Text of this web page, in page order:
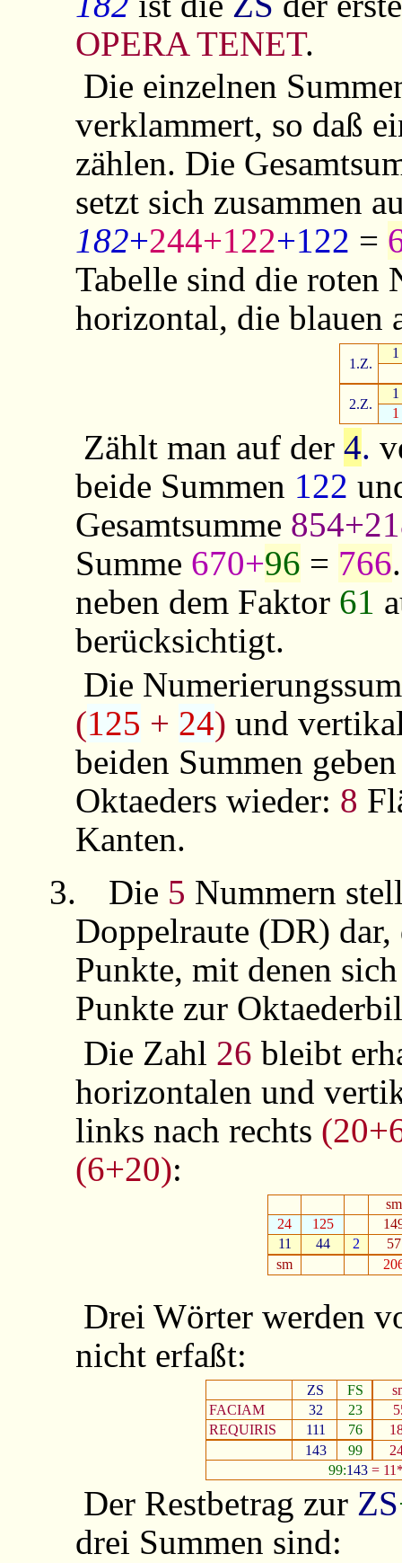
OPERA TENET.
Die einzelnen
verklammert, so daß
zählen. Die
setzt sich zusammen
182+244+122+122 =
Tabelle sind die roten
horizontal, die blauen
1.Z.
1
2.Z.
1
1
Zählt man auf der4.
beide Summen 122
Gesamtsumme
Summe 670+96 = 766
neben dem Faktor 61
berücksichtigt.
Die
(125 + 24) und
beiden Summen
Oktaeders wieder: 8
Kanten.
3.
Die 5 Nummern
Doppelraute (DR)
Punkte, mit denen
Punkte zur
Die Zahl 26 bleibt
horizontalen und
links nach rechts
(6+20):
sm
24
125
11
44 2
57
sm
Drei Wörter werden
nicht erfaßt:
ZS FS
FACIAM
32 23
REQUIRIS
111 76
143
99
99:143=
Der Restbetrag zur ZS
drei Summen sind: